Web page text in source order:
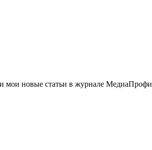
мои новые статьи в журнале МедиаПрофи